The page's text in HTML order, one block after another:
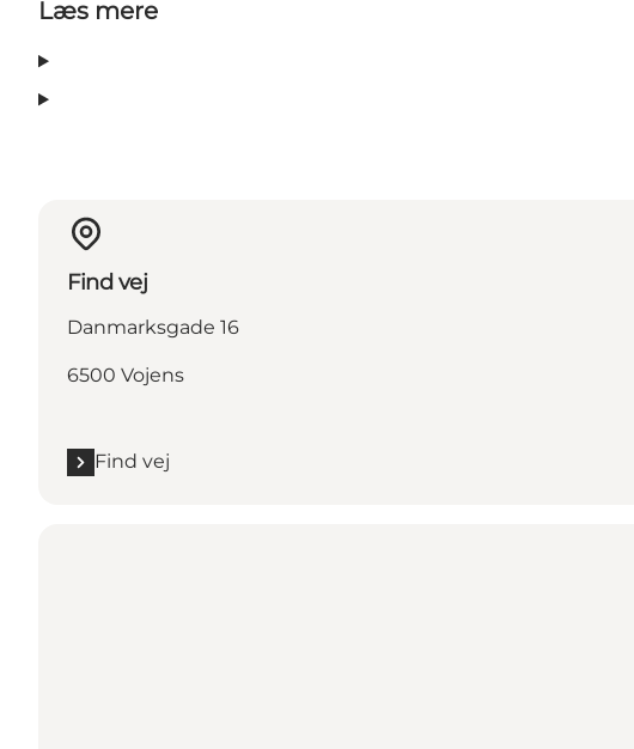
Læs mere
Find vej
Danmarksgade 16
6500 Vojens
Find vej